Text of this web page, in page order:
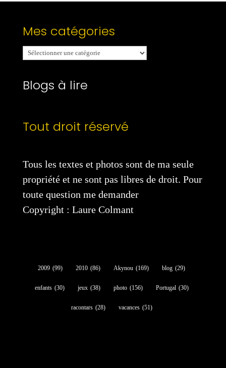
Mes catégories
Mes
catégories
Blogs à lire
Tout droit réservé
Tous les textes et photos sont de ma seule
propriété et ne sont pas libres de droit. Pour
toute question me demander
Copyright : Laure Colmant
2009 (99) 2010 (86) Akynou (169) blog (29)
enfants (30) jeux (38) photo (156) Portugal (30)
racontars (28) vacances (51)